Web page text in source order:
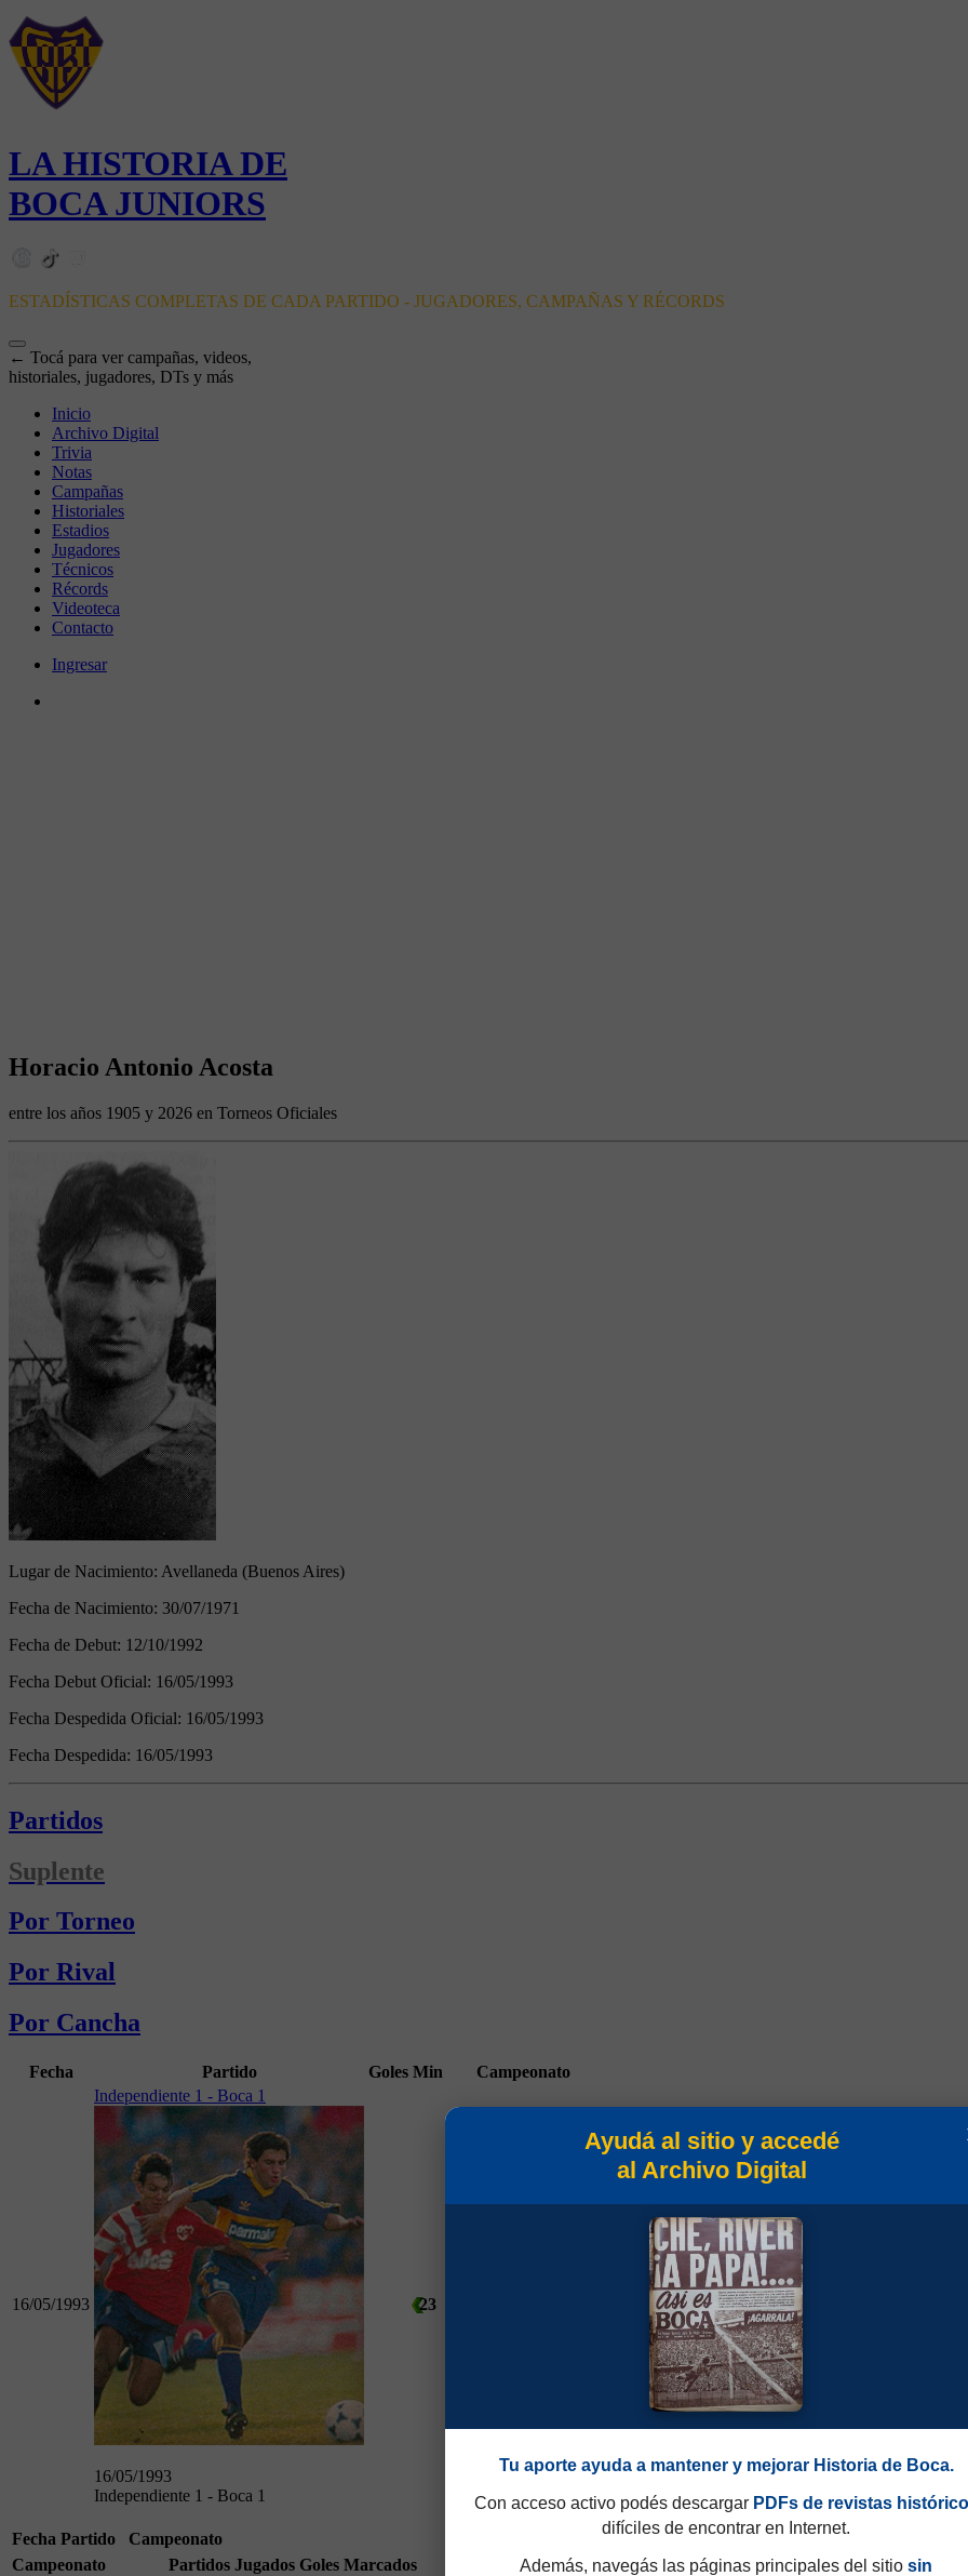
LA HISTORIA DE
BOCA JUNIORS
ESTADÍSTICAS COMPLETAS DE CADA PARTIDO - JUGADORES, CAMPAÑAS Y RÉCORDS
← Tocá para ver campañas, videos,
historiales, jugadores, DTs y más
Inicio
Archivo Digital
Trivia
Notas
Campañas
Historiales
Estadios
Jugadores
Técnicos
Récords
Videoteca
Contacto
Ingresar
Horacio Antonio Acosta
entre los años 1905 y 2026 en Torneos Oficiales
Lugar de Nacimiento: Avellaneda (Buenos Aires)
Fecha de Nacimiento: 30/07/1971
Fecha de Debut: 12/10/1992
Fecha Debut Oficial: 16/05/1993
Fecha Despedida Oficial: 16/05/1993
Fecha Despedida: 16/05/1993
Partidos
Suplente
Por Torneo
Por Rival
Por Cancha
Fecha Partido Goles Min Campeonato
16/05/1993
Independiente 1 - Boca 1
16/05/1993
Independiente 1 - Boca 1
23
Fecha Partido
Campeonato
Campeonato
Partidos Jugados Goles Marcados
Ayudá al sitio y accedé
al Archivo Digital
Tu aporte ayuda a mantener y mejorar Historia de Boca.
Con acceso activo podés descargar PDFs de revistas
difíciles de encontrar en Internet.
Además, navegás las páginas principales del sitio sin